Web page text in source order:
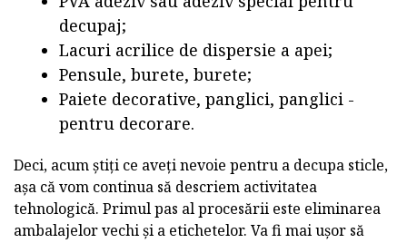
decupaj;
Lacuri acrilice de dispersie a apei;
Pensule, burete, burete;
Paiete decorative, panglici, panglici -
pentru decorare.
Deci, acum știți ce aveți nevoie pentru a decupa sticle,
așa că vom continua să descriem activitatea
tehnologică. Primul pas al procesării este eliminarea
ambalajelor vechi și a etichetelor. Va fi mai ușor să